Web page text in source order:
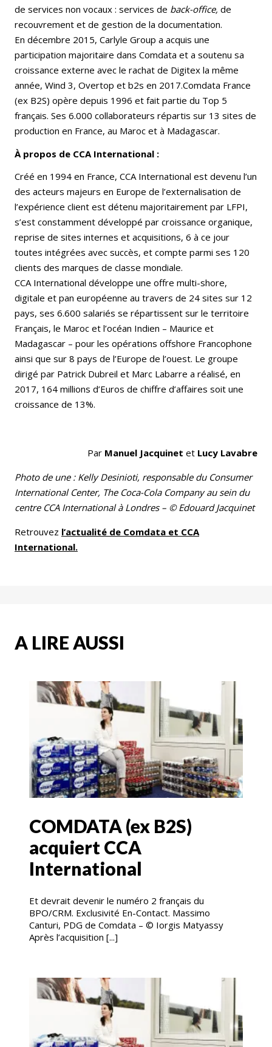
de services non vocaux : services de back-office, de
recouvrement et de gestion de la documentation.
En décembre 2015, Carlyle Group a acquis une
participation majoritaire dans Comdata et a soutenu sa
croissance externe avec le rachat de Digitex la même
année, Wind 3, Overtop et b2s en 2017.Comdata France
(ex B2S) opère depuis 1996 et fait partie du Top 5
français. Ses 6.000 collaborateurs répartis sur 13 sites de
production en France, au Maroc et à Madagascar.
À propos de CCA International :
Créé en 1994 en France, CCA International est devenu l’un
des acteurs majeurs en Europe de l’externalisation de
l’expérience client est détenu majoritairement par LFPI,
s’est constamment développé par croissance organique,
reprise de sites internes et acquisitions, 6 à ce jour
toutes intégrées avec succès, et compte parmi ses 120
clients des marques de classe mondiale.
CCA International développe une offre multi-shore,
digitale et pan européenne au travers de 24 sites sur 12
pays, ses 6.600 salariés se répartissent sur le territoire
Français, le Maroc et l’océan Indien – Maurice et
Madagascar – pour les opérations offshore Francophone
ainsi que sur 8 pays de l’Europe de l’ouest. Le groupe
dirigé par Patrick Dubreil et Marc Labarre a réalisé, en
2017, 164 millions d’Euros de chiffre d’affaires soit une
croissance de 13%.
Par Manuel Jacquinet et Lucy Lavabre
Photo de une : Kelly Desinioti, responsable du Consumer
International Center, The Coca-Cola Company au sein du
centre CCA International à Londres – © Edouard Jacquinet
Retrouvez l’actualité de Comdata et CCA
International.
A LIRE AUSSI
COMDATA (ex B2S)
acquiert CCA
International
Et devrait devenir le numéro 2 français du
BPO/CRM. Exclusivité En-Contact. Massimo
Canturi, PDG de Comdata – © Iorgis Matyassy
Après l’acquisition [...]